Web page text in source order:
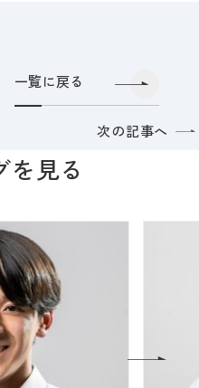
一覧に戻る
次の記事へ
を見る